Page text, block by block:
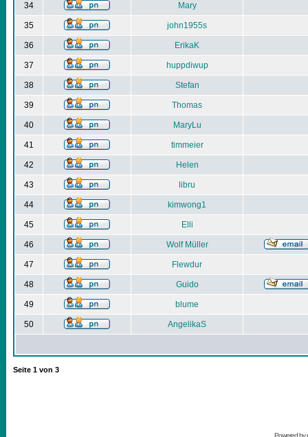
34 Mary
35 john1955s
36 ErikaK
37 huppdiwup
38 Stefan
39 Thomas
40 MaryLu
41 timmeier
42 Helen
43 libru
44 kimwong1
45 Elli
46 Wolf Müller
47 Flewdur
48 Guido
49 blume
50 AngelikaS
Seite 1 von 3
Powered by